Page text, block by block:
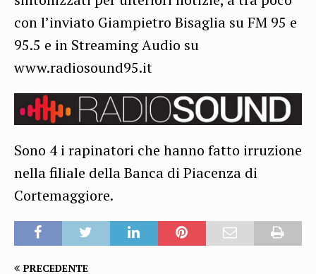
con l’inviato Giampietro Bisaglia su FM 95 e
95.5 e in Streaming Audio su
www.radiosound95.it
Sono 4 i rapinatori che hanno fatto irruzione
nella filiale della Banca di Piacenza di
Cortemaggiore.
PRECEDENTE